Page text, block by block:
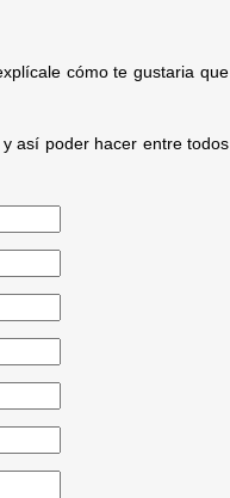
cómo te gustaria que
así poder hacer entre todos